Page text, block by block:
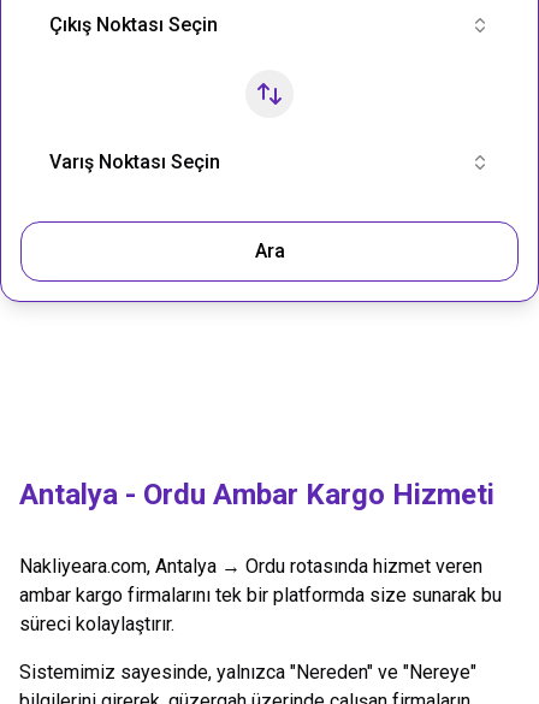
Çıkış Noktası Seçin
Varış Noktası Seçin
Ara
Antalya - Ordu Ambar Kargo Hizmeti
Nakliyeara.com, Antalya → Ordu rotasında hizmet veren
ambar kargo firmalarını tek bir platformda size sunarak bu
süreci kolaylaştırır.
Sistemimiz sayesinde, yalnızca "Nereden" ve "Nereye"